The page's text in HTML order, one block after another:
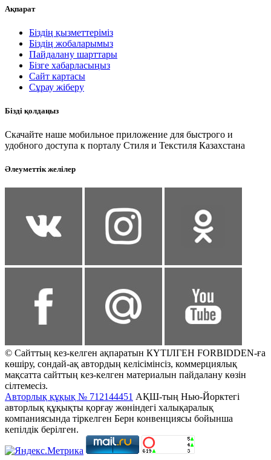
Ақпарат
Біздің қызметтеріміз
Біздің жобаларымыз
Пайдалану шарттары
Бізге хабарласыңыз
Сайт картасы
Сұрау жіберу
Бізді қолдаңыз
Скачайте наше мобильное приложение для быстрого и
удобного доступа к порталу Стиля и Текстиля Казахстана
Әлеуметтік желілер
© Сайттың кез-келген ақпаратын КҮТІЛГЕН FORBIDDEN-ға
көшіру, сондай-ақ автордың келісімінсіз, коммерциялық
мақсатта сайттың кез-келген материалын пайдалану көзін
сілтемесіз.
Авторлық құқық № 712144451 АҚШ-тың Нью-Йорктегі
авторлық құқықты қорғау жөніндегі халықаралық
компаниясында тіркелген Берн конвенциясы бойынша
кепілдік берілген.